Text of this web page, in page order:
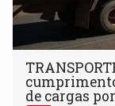
de cargas